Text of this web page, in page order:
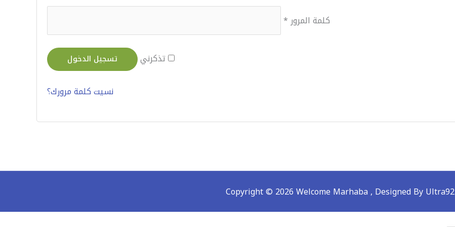
كلمة المرور *
تذكرني تسجيل الدخول
نسيت كلمة مرورك؟
Copyright © 2026 Welcome Marhaba , Designed By Ultra92